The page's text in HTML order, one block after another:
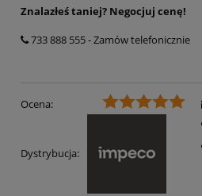
Znalazłeś taniej? Negocjuj cenę!
733 888 555 - Zamów telefonicznie
Ocena:
Dystrybucja: